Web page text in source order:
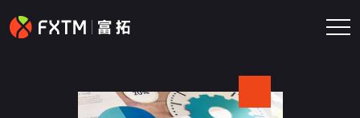
富拓外汇中文官网常见问题